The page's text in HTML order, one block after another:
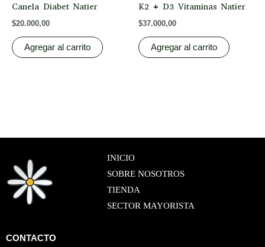
Canela Diabet Natier
$20.000,00
Agregar al carrito
K2 + D3 Vitaminas Natier
$37.000,00
Agregar al carrito
INICIO
SOBRE NOSOTROS
TIENDA
SECTOR MAYORISTA
CONTACTO